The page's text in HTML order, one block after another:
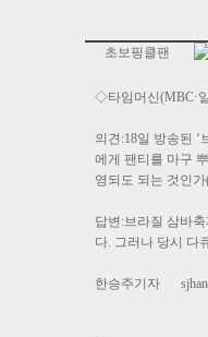
초보핑클팬
◇타임머신(MBC·
의견:18일 방송된
에게 팬티를 마구
영되도 되는 것인
답변:브라질 삼바
다. 그러나 당시 다
한승주기자